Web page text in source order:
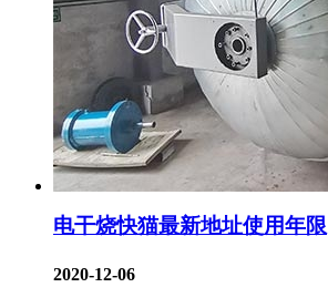
电干烧快猫最新地址使用年限
2020-12-06